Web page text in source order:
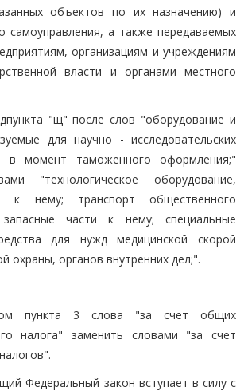
объектов по их назначению) и
самоуправления, а также передаваемых
организациям и учреждениям
власти и органами местного
"щ" после слов "оборудование и
для научно - исследовательских
в момент таможенного оформления;"
"технологическое оборудование,
к нему; транспорт общественного
части к нему; специальные
для нужд медицинской скорой
охраны, органов внутренних дел;".
пункта 3 слова "за счет общих
налога" заменить словами "за счет
Федеральный закон вступает в силу с